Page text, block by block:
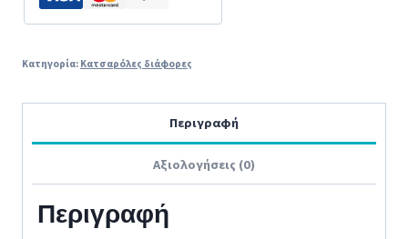
BOX
Κατηγορία: Κατσαρόλες διάφορες
Περιγραφή
Αξιολογήσεις (0)
Περιγραφή